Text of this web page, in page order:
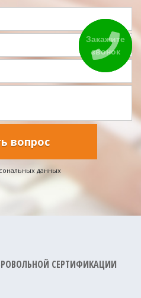
Закажите
звонок
вопрос
данных
СЕРТИФИКАЦИИ